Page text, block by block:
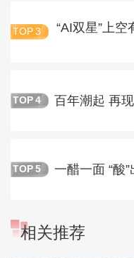
TOP 3 “AI双星”上空
TOP 4 百年潮起 再
TOP 5 一醋一面 “酸
相关推荐